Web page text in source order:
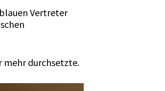
Vertreter
mehr durchsetzte.